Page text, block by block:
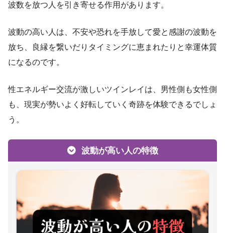
波数を放つ人を引き寄せる作用があります。
波動の高い人は、不安や恐れを手放して愛と感謝の波動を
放ち、良縁を繋いだりタイミングに恵まれたりと幸運体質
になるのです。
性エネルギー交流が激しいツインレイは、男性側も女性側
も、現実が勢いよく好転していく奇跡を体験できるでしょ
う。
波動が高い人の特徴